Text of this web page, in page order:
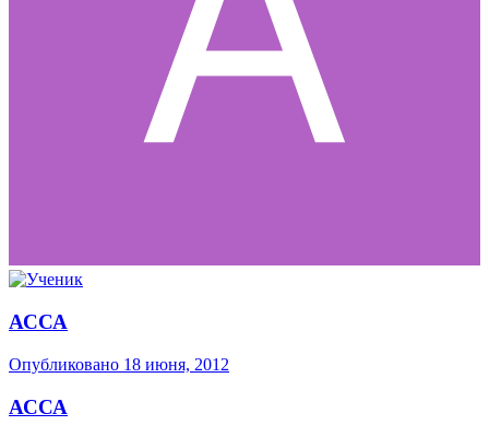
АССА
Опубликовано 18 июня, 2012
АССА